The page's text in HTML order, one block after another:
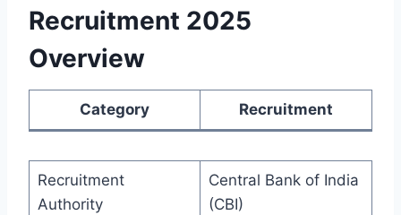
Recruitment 2025
Overview
Category Recruitment
Recruitment
Authority
Central Bank of India
(CBI)